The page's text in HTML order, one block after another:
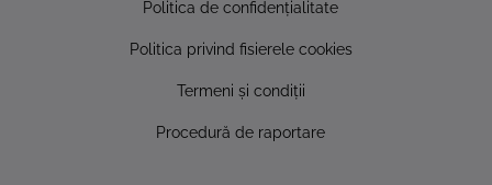
Politica de confidențialitate
Politica privind fisierele cookies
Termeni și condiții
Procedură de raportare